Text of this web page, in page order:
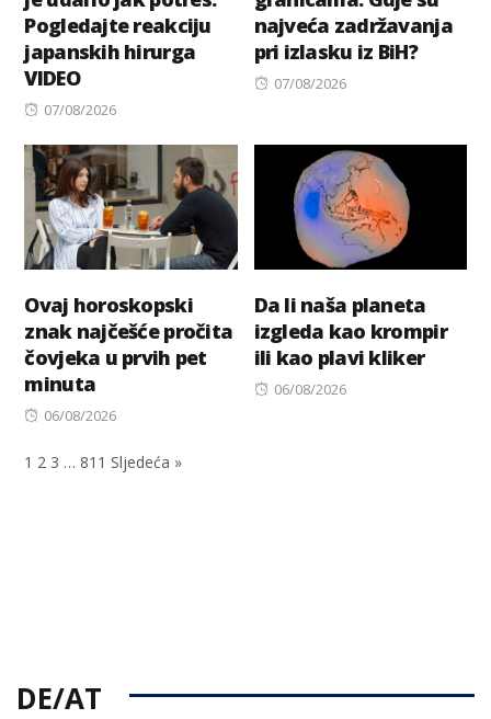
Pogledajte reakciju
japanskih hirurga
VIDEO
Posted
07/08/2026
najveća zadržavanja
pri izlasku iz BiH?
Posted
07/08/2026
Ovaj horoskopski
znak najčešće pročita
čovjeka u prvih pet
minuta
Posted
06/08/2026
Da li naša planeta
izgleda kao krompir
ili kao plavi kliker
Posted
06/08/2026
1 2 3 … 811 Sljedeća »
DE/AT